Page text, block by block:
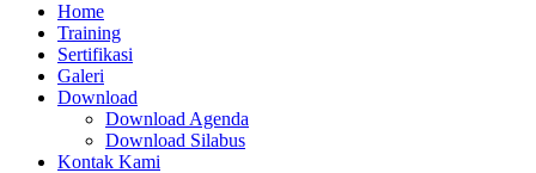
Home
Training
Sertifikasi
Galeri
Download
Download Agenda
Download Silabus
Kontak Kami